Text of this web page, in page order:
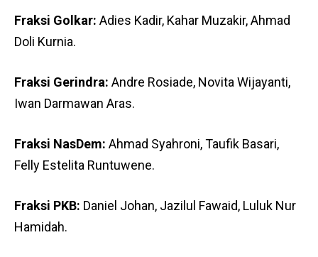
Fraksi Golkar: Adies Kadir, Kahar Muzakir, Ahmad
Doli Kurnia.
Fraksi Gerindra: Andre Rosiade, Novita Wijayanti,
Iwan Darmawan Aras.
Fraksi NasDem: Ahmad Syahroni, Taufik Basari,
Felly Estelita Runtuwene.
Fraksi PKB: Daniel Johan, Jazilul Fawaid, Luluk Nur
Hamidah.